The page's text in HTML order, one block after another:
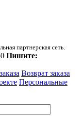
партнерская сеть.
Пишите:
Возврат заказа
Персональные